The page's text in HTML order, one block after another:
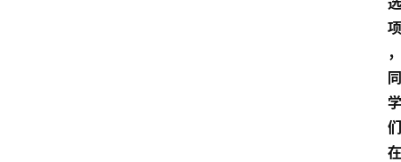
项
，
同
学
们
在